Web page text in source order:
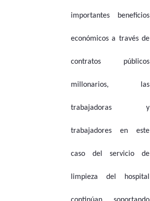
importantes beneficios
económicos a través de
contratos públicos
millonarios, las
trabajadoras y
trabajadores en este
caso del servicio de
limpieza del hospital